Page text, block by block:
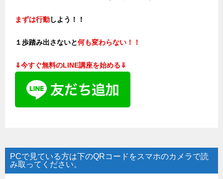
まずは行動しよう！！
１歩踏み出さないと何も変わらない！！
⇓今すぐ無料のLINE講座を始める⇓
PCで見ている方は下のQRコードをスマホのカメラで読
み取ってください。